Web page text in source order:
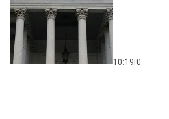
10:19|0